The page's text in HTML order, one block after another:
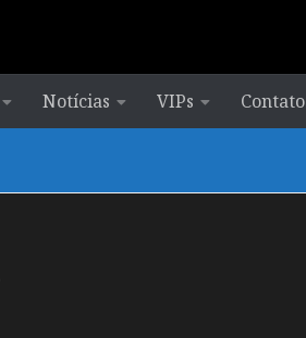
Notícias VIPs Contato